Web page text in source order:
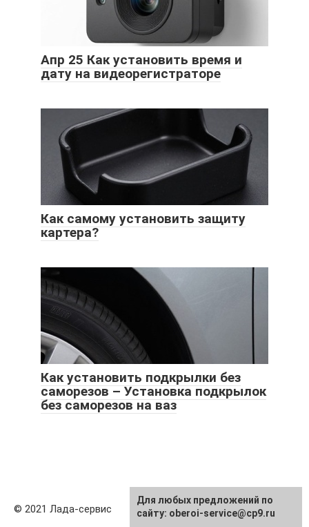
Апр 25 Как установить время и
дату на видеорегистраторе
Как самому установить защиту
картера?
Как установить подкрылки без
саморезов – Установка подкрылок
без саморезов на ваз
© 2021 Лада-сервис
Для любых предложений по
сайту: oberoi-service@cp9.ru